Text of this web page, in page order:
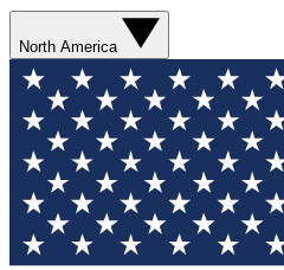
North America